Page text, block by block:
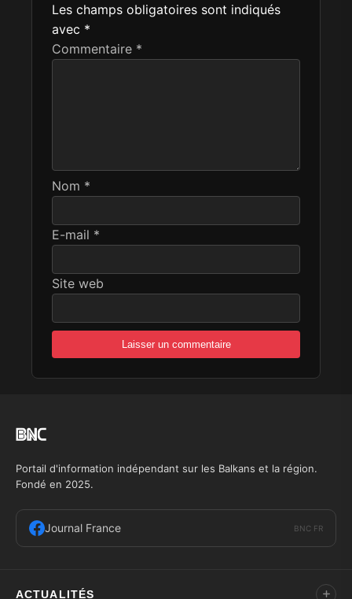
Les champs obligatoires sont indiqués
avec *
Commentaire *
Nom *
E-mail *
Site web
Portail d'information indépendant sur les Balkans et la région.
Fondé en 2025.
Journal France BNC FR
ACTUALITÉS